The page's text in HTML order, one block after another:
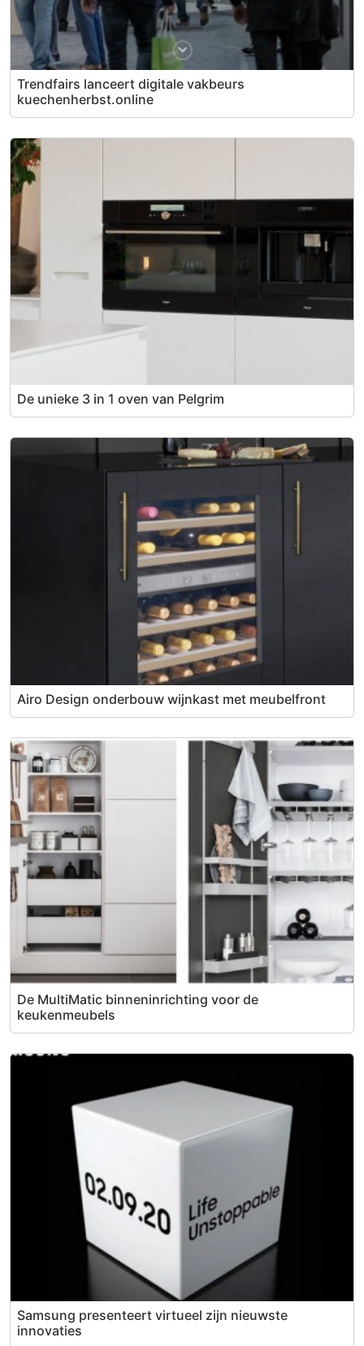
Trendfairs lanceert digitale vakbeurs
kuechenherbst.online
De unieke 3 in 1 oven van Pelgrim
Airo Design onderbouw wijnkast met meubelfront
De MultiMatic binneninrichting voor de
keukenmeubels
Samsung presenteert virtueel zijn nieuwste
innovaties